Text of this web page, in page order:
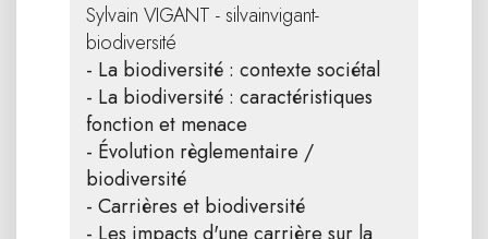
Sylvain VIGANT - silvainvigant-
biodiversité
- La biodiversité : contexte sociétal
- La biodiversité : caractéristiques
fonction et menace
- Évolution règlementaire /
biodiversité
- Carrières et biodiversité